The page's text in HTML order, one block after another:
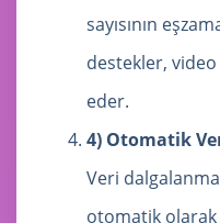
sayısının
destekler,
eder.
4) Otomatik
Veri
otomatik olarak